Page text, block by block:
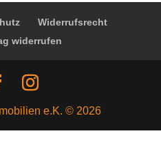
Widerrufsrecht
widerrufen
e.K. © 2026